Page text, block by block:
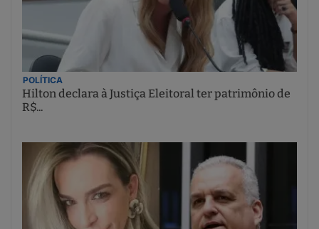
POLÍTICA
Hilton declara à Justiça Eleitoral ter patrimônio de
R$...